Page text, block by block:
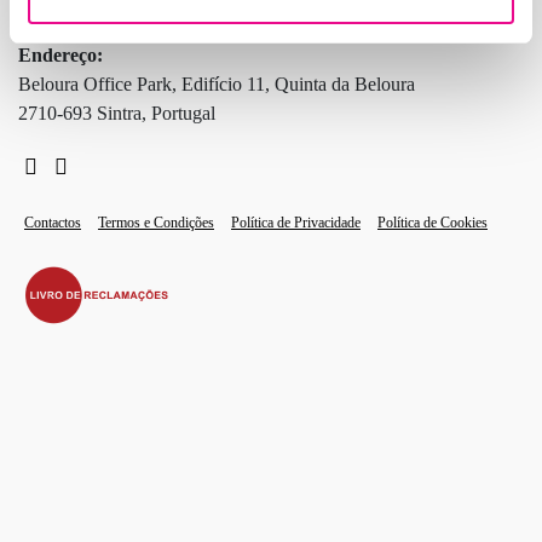
Endereço:
Beloura Office Park, Edifício 11, Quinta da Beloura
2710-693 Sintra, Portugal
Contactos Termos e Condições Política de Privacidade Política de Cookies